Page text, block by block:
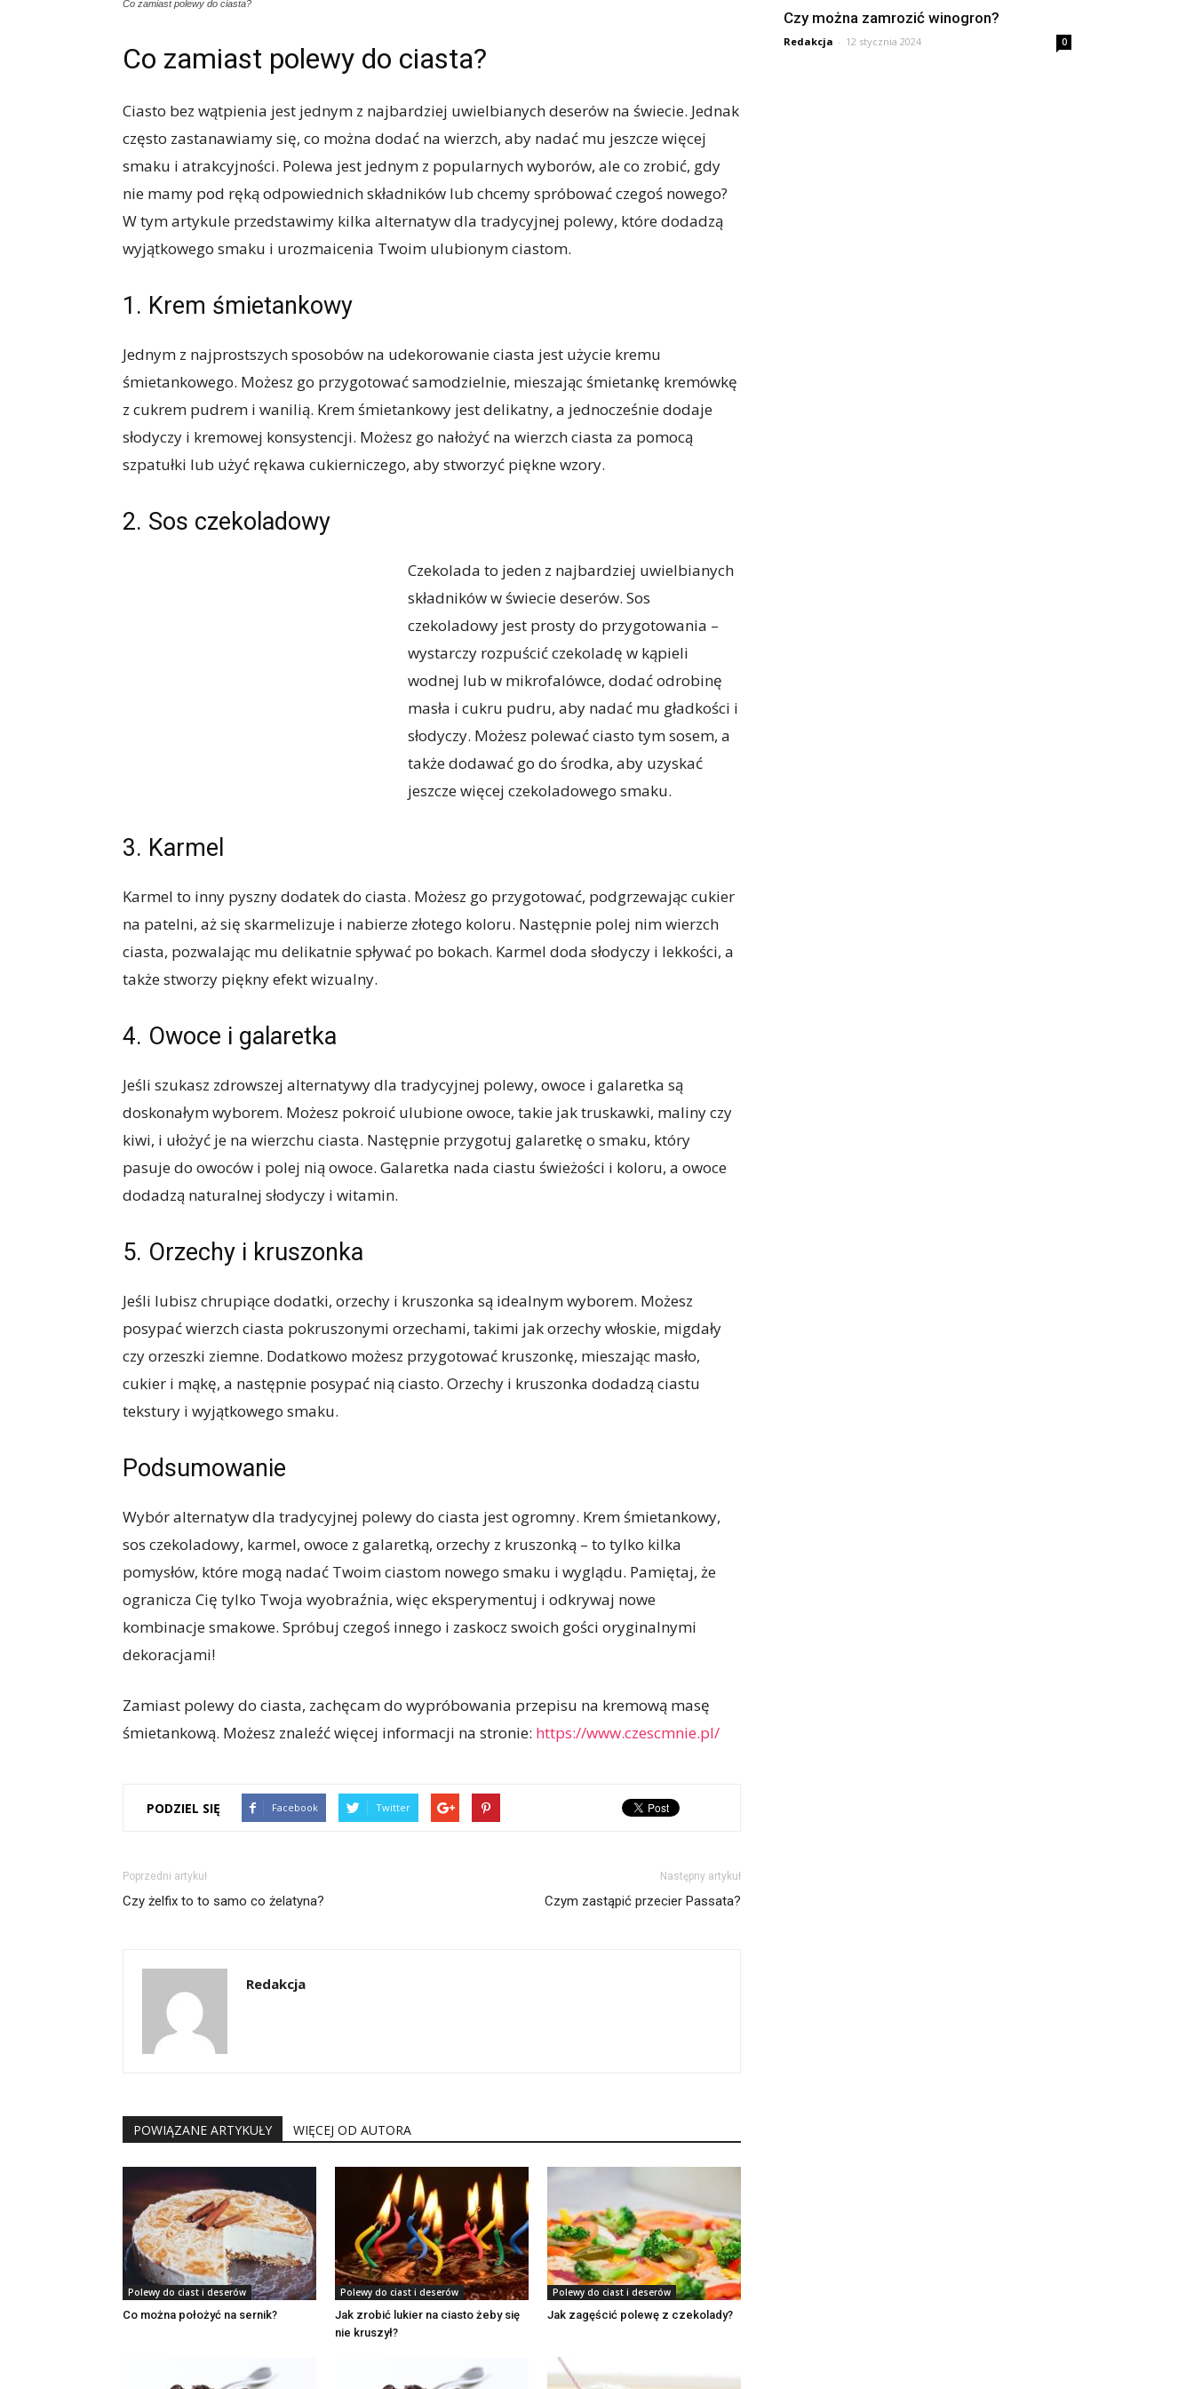
Co zamiast polewy do ciasta?
Co zamiast polewy do ciasta?
Ciasto bez wątpienia jest jednym z najbardziej uwielbianych deserów na świecie. Jednak
często zastanawiamy się, co można dodać na wierzch, aby nadać mu jeszcze więcej
smaku i atrakcyjności. Polewa jest jednym z popularnych wyborów, ale co zrobić, gdy
nie mamy pod ręką odpowiednich składników lub chcemy spróbować czegoś nowego?
W tym artykule przedstawimy kilka alternatyw dla tradycyjnej polewy, które dodadzą
wyjątkowego smaku i urozmaicenia Twoim ulubionym ciastom.
1. Krem śmietankowy
Jednym z najprostszych sposobów na udekorowanie ciasta jest użycie kremu
śmietankowego. Możesz go przygotować samodzielnie, mieszając śmietankę kremówkę
z cukrem pudrem i wanilią. Krem śmietankowy jest delikatny, a jednocześnie dodaje
słodyczy i kremowej konsystencji. Możesz go nałożyć na wierzch ciasta za pomocą
szpatułki lub użyć rękawa cukierniczego, aby stworzyć piękne wzory.
2. Sos czekoladowy
Czekolada to jeden z najbardziej uwielbianych
składników w świecie deserów. Sos
czekoladowy jest prosty do przygotowania –
wystarczy rozpuścić czekoladę w kąpieli
wodnej lub w mikrofalówce, dodać odrobinę
masła i cukru pudru, aby nadać mu gładkości i
słodyczy. Możesz polewać ciasto tym sosem, a
także dodawać go do środka, aby uzyskać
jeszcze więcej czekoladowego smaku.
3. Karmel
Karmel to inny pyszny dodatek do ciasta. Możesz go przygotować, podgrzewając cukier
na patelni, aż się skarmelizuje i nabierze złotego koloru. Następnie polej nim wierzch
ciasta, pozwalając mu delikatnie spływać po bokach. Karmel doda słodyczy i lekkości, a
także stworzy piękny efekt wizualny.
4. Owoce i galaretka
Jeśli szukasz zdrowszej alternatywy dla tradycyjnej polewy, owoce i galaretka są
doskonałym wyborem. Możesz pokroić ulubione owoce, takie jak truskawki, maliny czy
kiwi, i ułożyć je na wierzchu ciasta. Następnie przygotuj galaretkę o smaku, który
pasuje do owoców i polej nią owoce. Galaretka nada ciastu świeżości i koloru, a owoce
dodadzą naturalnej słodyczy i witamin.
5. Orzechy i kruszonka
Jeśli lubisz chrupiące dodatki, orzechy i kruszonka są idealnym wyborem. Możesz
posypać wierzch ciasta pokruszonymi orzechami, takimi jak orzechy włoskie, migdały
czy orzeszki ziemne. Dodatkowo możesz przygotować kruszonkę, mieszając masło,
cukier i mąkę, a następnie posypać nią ciasto. Orzechy i kruszonka dodadzą ciastu
tekstury i wyjątkowego smaku.
Podsumowanie
Wybór alternatyw dla tradycyjnej polewy do ciasta jest ogromny. Krem śmietankowy,
sos czekoladowy, karmel, owoce z galaretką, orzechy z kruszonką – to tylko kilka
pomysłów, które mogą nadać Twoim ciastom nowego smaku i wyglądu. Pamiętaj, że
ogranicza Cię tylko Twoja wyobraźnia, więc eksperymentuj i odkrywaj nowe
kombinacje smakowe. Spróbuj czegoś innego i zaskocz swoich gości oryginalnymi
dekoracjami!
Zamiast polewy do ciasta, zachęcam do wypróbowania przepisu na kremową masę
śmietankową. Możesz znaleźć więcej informacji na stronie: https://www.czescmnie.pl/
PODZIEL SIĘ Facebook Twitter
Poprzedni artykuł
Czy żelfix to to samo co żelatyna?
Następny artykuł
Czym zastąpić przecier Passata?
Redakcja
POWIĄZANE ARTYKUŁY WIĘCEJ OD AUTORA
Polewy do ciast i deserów
Co można położyć na sernik?
Polewy do ciast i deserów
Jak zrobić lukier na ciasto żeby się
nie kruszył?
Polewy do ciast i deserów
Jak zagęścić polewę z czekolady?
Czy można zamrozić winogron?
Redakcja - 12 stycznia 2024 0